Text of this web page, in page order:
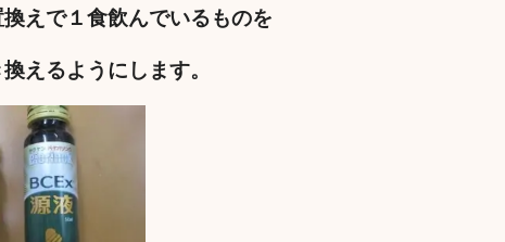
えで１食飲んでいるものを
えるようにします。